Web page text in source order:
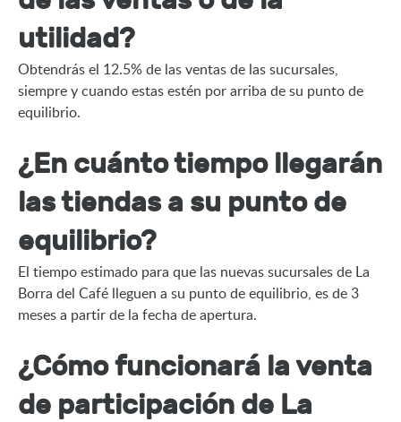
utilidad?
Obtendrás el 12.5% de las ventas de las sucursales,
siempre y cuando estas estén por arriba de su punto de
equilibrio.
¿En cuánto tiempo llegarán
las tiendas a su punto de
equilibrio?
El tiempo estimado para que las nuevas sucursales de La
Borra del Café lleguen a su punto de equilibrio, es de 3
meses a partir de la fecha de apertura.
¿Cómo funcionará la venta
de participación de La